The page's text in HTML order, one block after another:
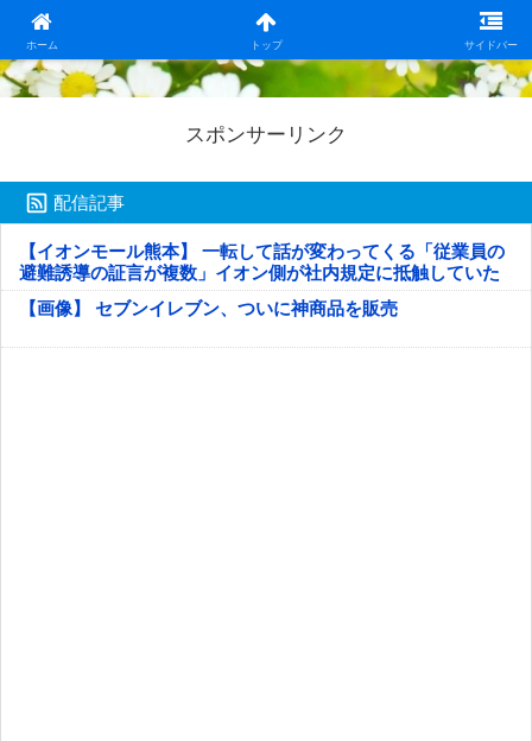
ホーム トップ サイドバー
日本第一！ニュース録
スポンサーリンク
配信記事
【イオンモール熊本】 一転して話が変わってくる「従業員の
避難誘導の証言が複数」イオン側が社内規定に抵触していた
疑い
【画像】 セブンイレブン、ついに神商品を販売